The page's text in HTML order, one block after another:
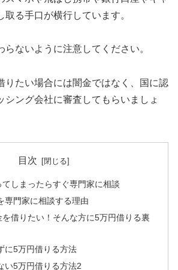
取る手口が横行しています。
らないように注意してください。
りたい場合には闇金ではなく、国に認
シング会社に審査してもらいましょ
目次
しまったらすぐ専門家に相談
専門家に相談する理由
を借りたい！そんな方に5万円借りる裏
に5万円借りる方法
い5万円借りる方法2